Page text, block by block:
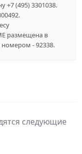
+7 (495) 3301038.
размещена в
- 92338.
следующие